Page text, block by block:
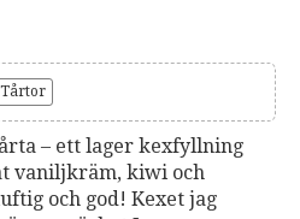
Tårtor
– ett lager kexfyllning
vaniljkräm, kiwi och
och god! Kexet jag